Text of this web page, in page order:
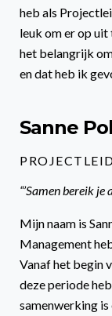
heb als
leuk om er op uit
het belangrijk
en dat heb ik
Sanne
“’Samen bereik je
Mijn naam is
Management
Vanaf het begin
deze periode
samenwerking is